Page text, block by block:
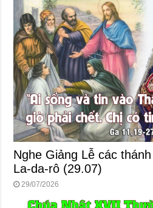
Nghe Giảng Lễ các
La-da-rô (29.07)
29/07/2026